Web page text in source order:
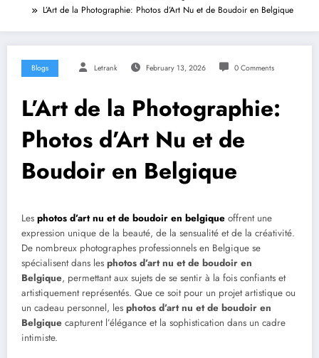
L’Art de la Photographie: Photos d’Art Nu et de Boudoir en Belgique
Blogs Letrank February 13, 2026 0 Comments
L’Art de la Photographie:
Photos d’Art Nu et de
Boudoir en Belgique
Les photos d’art nu et de boudoir en belgique offrent une
expression unique de la beauté, de la sensualité et de la créativité.
De nombreux photographes professionnels en Belgique se
spécialisent dans les photos d’art nu et de boudoir en
Belgique, permettant aux sujets de se sentir à la fois confiants et
artistiquement représentés. Que ce soit pour un projet artistique ou
un cadeau personnel, les photos d’art nu et de boudoir en
Belgique capturent l’élégance et la sophistication dans un cadre
intimiste.